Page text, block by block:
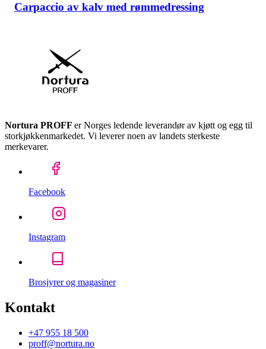
Carpaccio av kalv med rømmedressing
Nortura PROFF er Norges ledende leverandør av kjøtt og egg til
storkjøkkenmarkedet. Vi leverer noen av landets sterkeste
merkevarer.
Facebook
Instagram
Brosjyrer og magasiner
Kontakt
+47 955 18 500
proff@nortura.no